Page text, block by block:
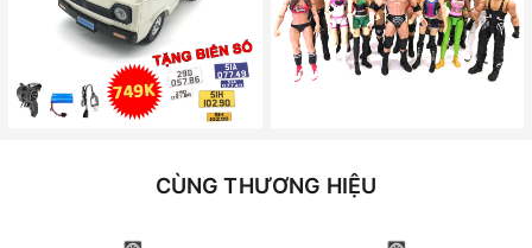
CÙNG THƯƠNG HIỆU